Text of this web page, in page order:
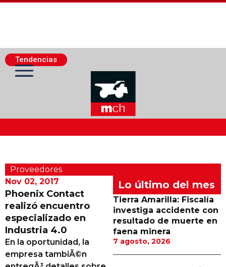
Tendencias
Actualidad Minera
Minería Superficie
Minerí­a Subterránea
Proveedores
Canal Digital
Proveedores
Nov 02, 2017
Phoenix Contact
realizó encuentro
especializado en
Industria 4.0
En la oportunidad, la
empresa tambiÃ©n
Lo último del mes
Tierra Amarilla: Fiscalía
investiga accidente con
resultado de muerte en
faena minera
7 agosto, 2026